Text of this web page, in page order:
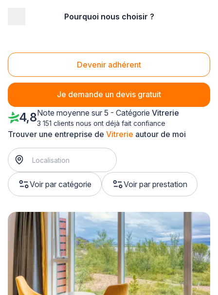
Pourquoi nous choisir ?
Devenir adhérent
Je demande un devis gratuit
Vitrerie Var (83)
Trouver une entreprise de Vitrerie autour de moi
Voir par catégorie Voir par prestation
4,8Note moyenne sur 5 - Catégorie Vitrerie
3 151 clients nous ont déjà fait confiance